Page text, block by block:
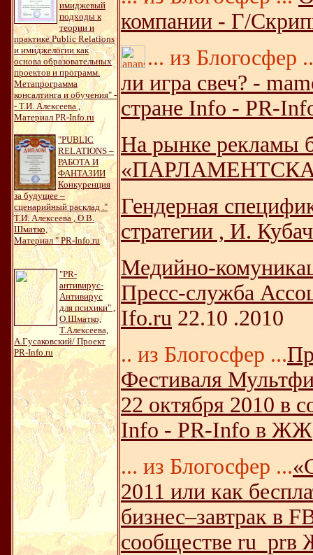
имиджевый
подходы к
теории и
практике Public Relations
и имиджелогии как
основа образовательных
проектов и программ.
Метапрограмма
консалтинга и обучения" -
- Т.И. Алексеева ,
Материал PR-Info.ru
"PUBLIC
RELATIONS –
РАБОТА И
ФАНТАЗИИ
Конкуренция
за будущее –
сценарийный расклад ."
Т.И. Алексеева , О.В.
Шматко,
Материал " PR-Info.ru
"PR-
антивирус-
Антивирус
для психики" ,
О.Шматко,
Т.Алексеева,
А.Гусаковский/ Проект
PR-Info.ru
компании - Г/
... из Блогосфер
ли игра свеч? -
стране Info - PR-
На рынке рекламы
Гендерная
стратегии , И.
Медийно-
Пресс-служба
Ifo.ru 22.10 .2010
.. из Блогосфер ...
Фестиваля
22 октября 2010 в
Info - PR-Info в ЖЖ
... из Блогосфер ...
2011 или как
бизнес–завтрак в
сообществе